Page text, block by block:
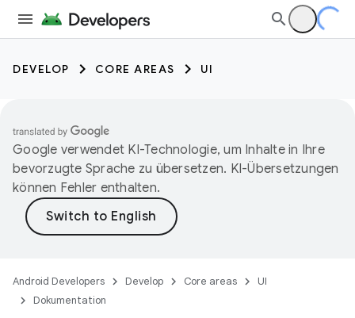
DEVELOP CORE AREAS UI
Google verwendet KI-Technologie, um Inhalte in Ihre
bevorzugte Sprache zu übersetzen. KI-Übersetzungen
können Fehler enthalten.
Android Developers Develop Core areas
UI
Dokumentation